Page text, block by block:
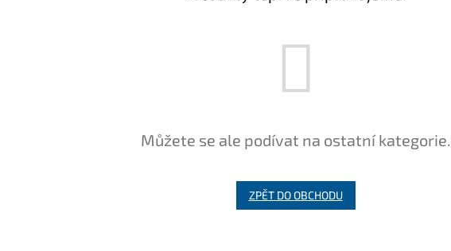
Můžete se ale podívat na ostatní kategorie.
ZPĚT DO OBCHODU